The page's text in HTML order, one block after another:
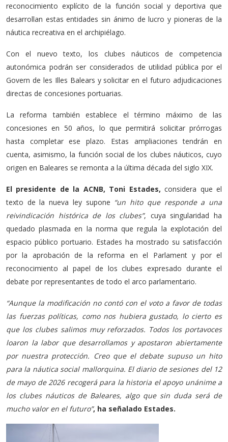
reconocimiento explícito de la función social y deportiva que
desarrollan estas entidades sin ánimo de lucro y pioneras de la
náutica recreativa en el archipiélago.
Con el nuevo texto, los clubes náuticos de competencia
autonómica podrán ser considerados de utilidad pública por el
Govern de les Illes Balears y solicitar en el futuro adjudicaciones
directas de concesiones portuarias.
La reforma también establece el término máximo de las
concesiones en 50 años, lo que permitirá solicitar prórrogas
hasta completar ese plazo. Estas ampliaciones tendrán en
cuenta, asimismo, la función social de los clubes náuticos, cuyo
origen en Baleares se remonta a la última década del siglo XIX.
El presidente de la ACNB, Toni Estades,considera que el
texto de la nueva ley supone “un hito que responde a una
reivindicación histórica de los clubes”, cuya singularidad ha
quedado plasmada en la norma que regula la explotación del
espacio público portuario. Estades ha mostrado su satisfacción
por la aprobación de la reforma en el Parlament y por el
reconocimiento al papel de los clubes expresado durante el
debate por representantes de todo el arco parlamentario.
“Aunque la modificación no contó con el voto a favor de todas
las fuerzas políticas, como nos hubiera gustado, lo cierto es
que los clubes salimos muy reforzados. Todos los portavoces
loaron la labor que desarrollamos y apostaron abiertamente
por nuestra protección. Creo que el debate supuso un hito
para la náutica social mallorquina. El diario de sesiones del 12
de mayo de 2026 recogerá para la historia el apoyo unánime a
los clubes náuticos de Baleares, algo que sin duda será de
mucho valor en el futuro”, ha señalado Estades.